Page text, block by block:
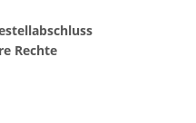
Rechte